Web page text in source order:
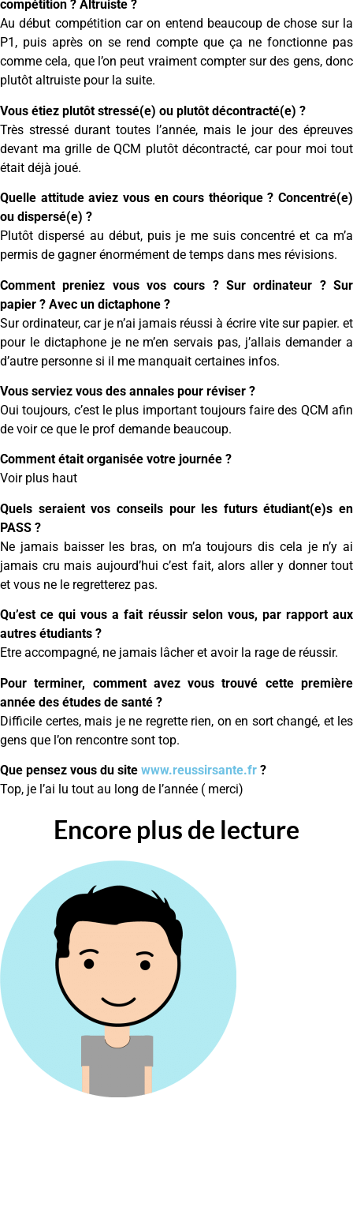
compétition ? Altruiste ?
Au début compétition car on entend beaucoup de chose sur la
P1, puis après on se rend compte que ça ne fonctionne pas
comme cela, que l’on peut vraiment compter sur des gens, donc
plutôt altruiste pour la suite.
Vous étiez plutôt stressé(e) ou plutôt décontracté(e) ?
Très stressé durant toutes l’année, mais le jour des épreuves
devant ma grille de QCM plutôt décontracté, car pour moi tout
était déjà joué.
Quelle attitude aviez vous en cours théorique ? Concentré(e)
ou dispersé(e) ?
Plutôt dispersé au début, puis je me suis concentré et ca m’a
permis de gagner énormément de temps dans mes révisions.
Comment preniez vous vos cours ? Sur ordinateur ? Sur
papier ? Avec un dictaphone ?
Sur ordinateur, car je n’ai jamais réussi à écrire vite sur papier. et
pour le dictaphone je ne m’en servais pas, j’allais demander a
d’autre personne si il me manquait certaines infos.
Vous serviez vous des annales pour réviser ?
Oui toujours, c’est le plus important toujours faire des QCM afin
de voir ce que le prof demande beaucoup.
Comment était organisée votre journée ?
Voir plus haut
Quels seraient vos conseils pour les futurs étudiant(e)s en
PASS ?
Ne jamais baisser les bras, on m’a toujours dis cela je n’y ai
jamais cru mais aujourd’hui c’est fait, alors aller y donner tout
et vous ne le regretterez pas.
Qu’est ce qui vous a fait réussir selon vous, par rapport aux
autres étudiants ?
Etre accompagné, ne jamais lâcher et avoir la rage de réussir.
Pour terminer, comment avez vous trouvé cette première
année des études de santé ?
Difficile certes, mais je ne regrette rien, on en sort changé, et les
gens que l’on rencontre sont top.
Que pensez vous du site www.reussirsante.fr ?
Top, je l’ai lu tout au long de l’année ( merci)
Encore plus de lecture